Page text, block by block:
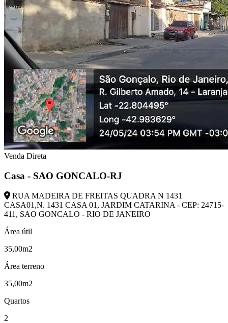
Venda Direta
Casa - SAO GONCALO-RJ
RUA MADEIRA DE FREITAS QUADRA N 1431
CASA01,N. 1431 CASA 01, JARDIM CATARINA - CEP: 24715-
411, SAO GONCALO - RIO DE JANEIRO
Área útil
35,00m2
Área terreno
35,00m2
Quartos
2